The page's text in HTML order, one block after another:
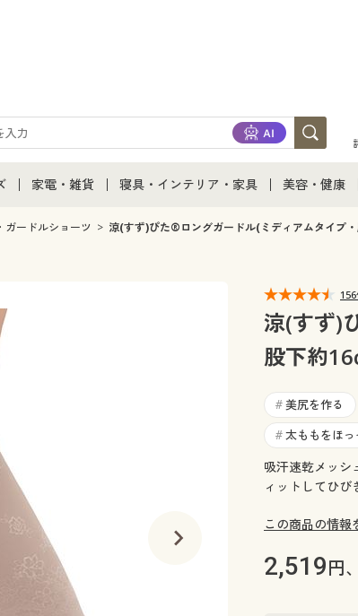
通販すべて
着
家電・雑貨
家電・雑貨すべて
寝具・インテリア・家具
寝具・インテリア・家具通販すべて
カーテン・ラグ・ファブリック
美容・健康
美容・健康
ガードルショーツ 涼(すず)ぴた®ロングガードル(ミディアムタイプ
涼(すず)
股下約
# 美尻を作る
# 太ももをほっ
吸汗速乾メッシ
ィットしてひ
この商品の情報
2,519円、